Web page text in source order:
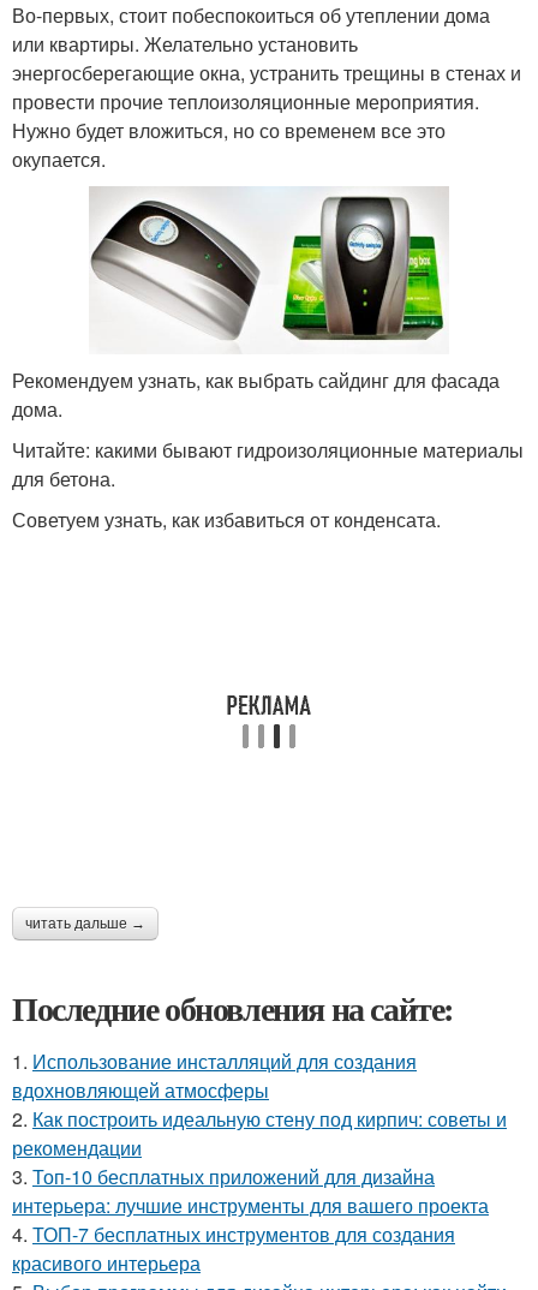
Во-первых, стоит побеспокоиться об утеплении дома
или квартиры. Желательно установить
энергосберегающие окна, устранить трещины в стенах и
провести прочие теплоизоляционные мероприятия.
Нужно будет вложиться, но со временем все это
окупается.
Рекомендуем узнать, как выбрать сайдинг для фасада
дома.
Читайте: какими бывают гидроизоляционные материалы
для бетона.
Советуем узнать, как избавиться от конденсата.
читать дальше →
Последние обновления на сайте:
1. Использование инсталляций для создания
вдохновляющей атмосферы
2. Как построить идеальную стену под кирпич: советы и
рекомендации
3. Топ-10 бесплатных приложений для дизайна
интерьера: лучшие инструменты для вашего проекта
4. ТОП-7 бесплатных инструментов для создания
красивого интерьера